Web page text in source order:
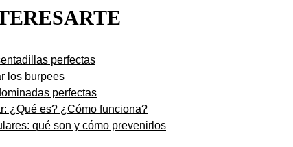
perfectas
los burpees
perfectas
¿Qué es? ¿Cómo funciona?
qué son y cómo prevenirlos